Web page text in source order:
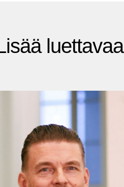
luettavaa